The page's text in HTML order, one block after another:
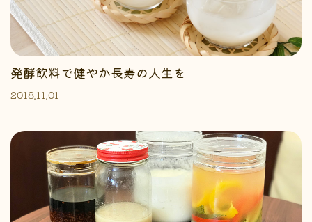
発酵飲料で健やか長寿の人生を
2018.11.01